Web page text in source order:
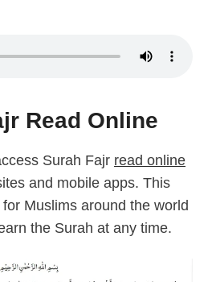
Read Online
Surah Fajr read online
and mobile apps. This
Muslims around the world
the Surah at any time.